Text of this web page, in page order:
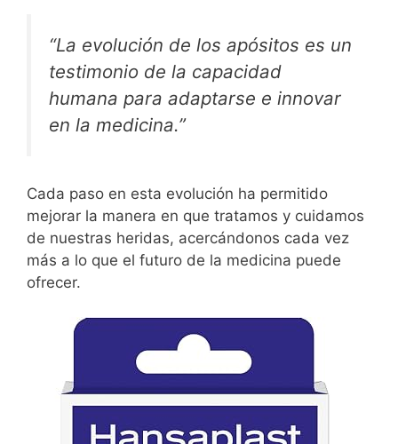
“La evolución de los apósitos es un
testimonio de la capacidad
humana para adaptarse e innovar
en la medicina.”
Cada paso en esta evolución ha permitido
mejorar la manera en que tratamos y cuidamos
de nuestras heridas, acercándonos cada vez
más a lo que el futuro de la medicina puede
ofrecer.